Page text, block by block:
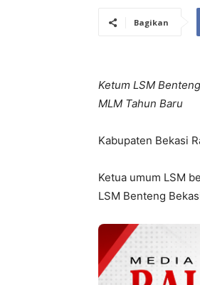
Bagikan
Ketum LSM
MLM Tahun Baru
Kabupaten Bekasi
Ketua umum LSM
LSM Benteng